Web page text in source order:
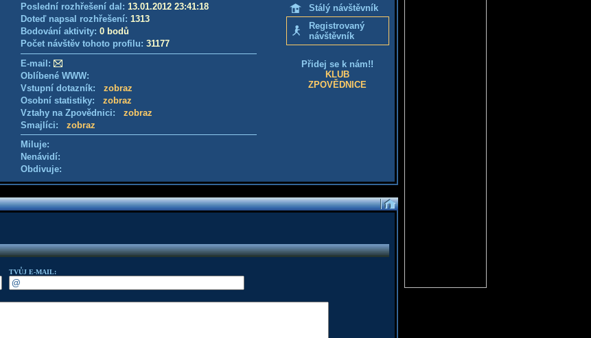
Poslední rozhřešení dal: 13.01.2012 23:41:18
Doteď napsal rozhřešení: 1313
Bodování aktivity: 0 bodů
Počet návštěv tohoto profilu: 31177
E-mail:
Oblíbené WWW:
Vstupní dotazník: zobraz
Osobní statistiky: zobraz
Vztahy na Zpovědnici: zobraz
Smajlíci: zobraz
Miluje:
Nenávidí:
Obdivuje:
Stálý návštěvník
Registrovaný
návštěvník
Přidej se k nám!!
KLUB
ZPOVĚDNICE
TVŮJ E-MAIL: